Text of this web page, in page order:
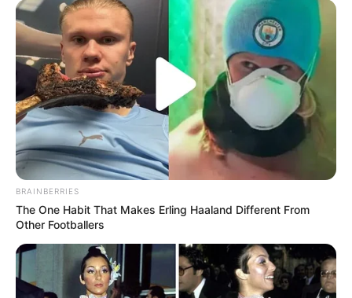
BRAINBERRIES
The One Habit That Makes Erling Haaland Different From
Other Footballers